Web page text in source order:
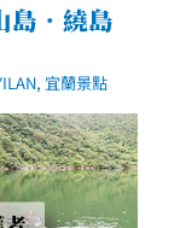
島．繞島
, 宜蘭景點